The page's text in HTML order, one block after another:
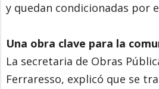
y quedan condicionadas por
Una obra clave para la
La secretaria de Obras
Ferraresso, explicó que se